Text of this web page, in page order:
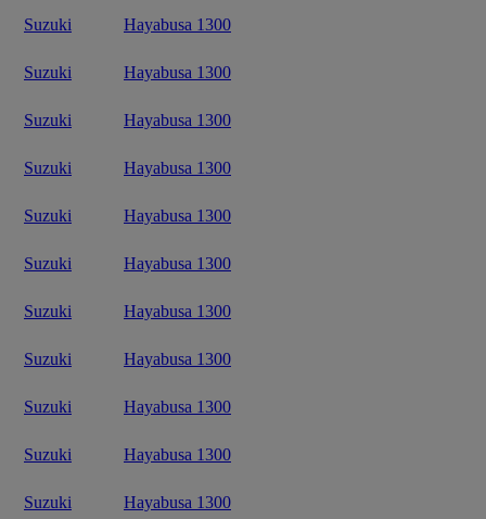
Suzuki Hayabusa 1300
Suzuki Hayabusa 1300
Suzuki Hayabusa 1300
Suzuki Hayabusa 1300
Suzuki Hayabusa 1300
Suzuki Hayabusa 1300
Suzuki Hayabusa 1300
Suzuki Hayabusa 1300
Suzuki Hayabusa 1300
Suzuki Hayabusa 1300
Suzuki Hayabusa 1300